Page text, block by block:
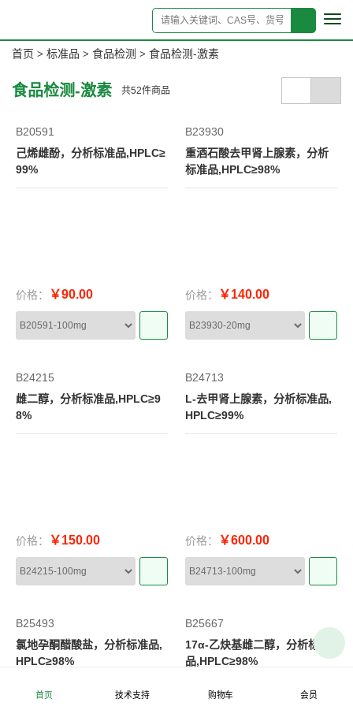
首页 > 标准品 > 食品检测 > 食品检测-激素
食品检测-激素 共52件商品
B20591
己烯雌酚，分析标准品,HPLC≥
99%
价格： ￥90.00
B23930
重酒石酸去甲肾上腺素，分析
标准品,HPLC≥98%
价格： ￥140.00
B24215
雌二醇，分析标准品,HPLC≥9
8%
价格： ￥150.00
B24713
L-去甲肾上腺素，分析标准品,
HPLC≥99%
价格： ￥600.00
B25493
氯地孕酮醋酸盐，分析标准品,
HPLC≥98%
B25667
17α-乙炔基雌二醇，分析标准
品,HPLC≥98%
首页 技术支持 购物车 会员